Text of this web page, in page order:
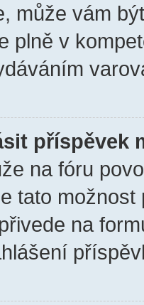
může vám
plně v
příspěvek
na fóru
tato
na